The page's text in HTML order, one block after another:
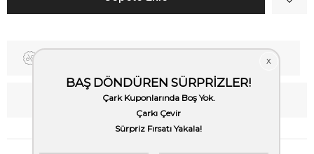
WhatsApp’tan Bilgi Al